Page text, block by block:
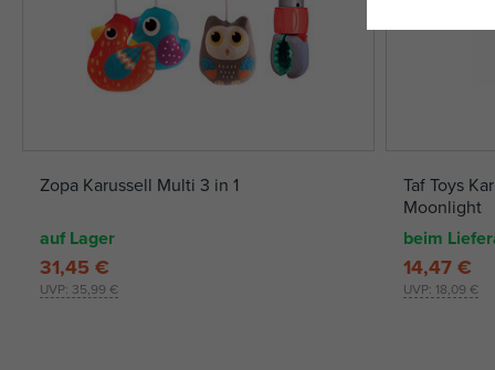
Zopa Karussell Multi 3 in 1
auf Lager
UVP: 35,99 €
31,45 €
Taf Toys
Moonlight
beim
UVP: 18,09 €
14,47 €